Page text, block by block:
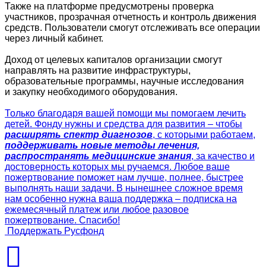
Также на платформе предусмотрены проверка
участников, прозрачная отчетность и контроль движения
средств. Пользователи смогут отслеживать все операции
через личный кабинет.
Доход от целевых капиталов организации смогут
направлять на развитие инфраструктуры,
образовательные программы, научные исследования
и закупку необходимого оборудования.
Только благодаря вашей помощи мы помогаем лечить
детей. Фонду нужны и средства для развития – чтобы
расширять спектр диагнозов, с которыми работаем,
поддерживать новые методы лечения,
распространять медицинские знания, за качество и
достоверность которых мы ручаемся. Любое ваше
пожертвование поможет нам лучше, полнее, быстрее
выполнять наши задачи. В нынешнее сложное время
нам особенно нужна ваша поддержка – подписка на
ежемесячный платеж или любое разовое
пожертвование. Спасибо!
Поддержать Русфонд